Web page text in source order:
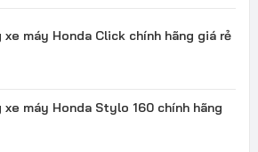
xe máy Honda Click chính hãng giá rẻ
xe máy Honda Stylo 160 chính hãng